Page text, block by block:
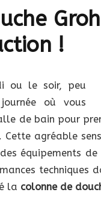
!
ou le soir, peu
où vous
de bain pour
agréable
équipements
techniques
la colonne de